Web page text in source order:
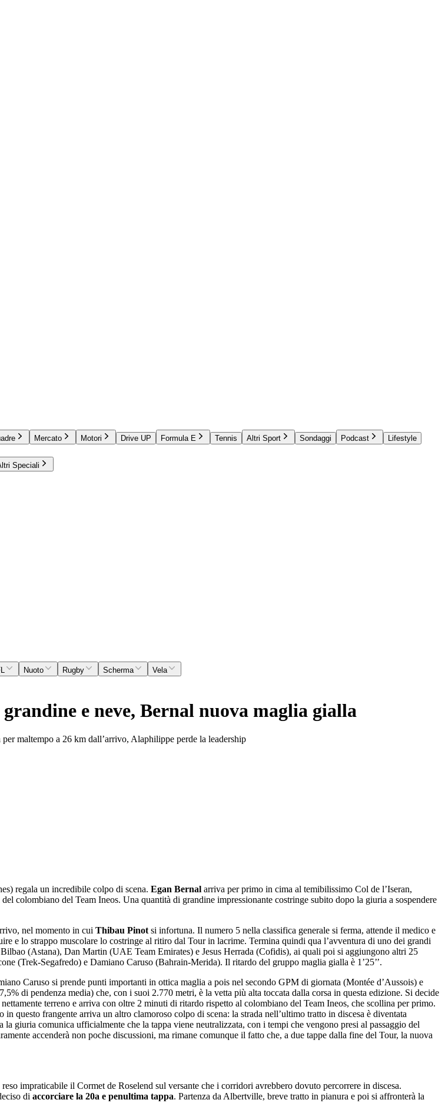
Mercato Motori Drive UP Formula E Tennis Altri Sport Sondaggi Podcast
Lifestyle
Speciali
Nuoto Rugby Scherma Vela
e neve, Bernal nuova maglia gialla
maltempo a 26 km dall’arrivo, Alaphilippe perde la leadership
regala un incredibile colpo di scena. Egan Bernal arriva per primo in cima al temibilissimo Col de l’Iseran,
colombiano del Team Ineos. Una quantità di grandine impressionante costringe subito dopo la giuria a sospendere
nel momento in cui Thibau Pinot si infortuna. Il numero 5 nella classifica generale si ferma, attende il medico e
e lo strappo muscolare lo costringe al ritiro dal Tour in lacrime. Termina quindi qua l’avventura di uno dei grandi
(Astana), Dan Martin (UAE Team Emirates) e Jesus Herrada (Cofidis), ai quali poi si aggiungono altri 25
(Trek-Segafredo) e Damiano Caruso (Bahrain-Merida). Il ritardo del gruppo maglia gialla è 1’25’’.
Caruso si prende punti importanti in ottica maglia a pois nel secondo GPM di giornata (Montée d’Aussois) e
di pendenza media) che, con i suoi 2.770 metri, è la vetta più alta toccata dalla corsa in questa edizione. Si decide
terreno e arriva con oltre 2 minuti di ritardo rispetto al colombiano del Team Ineos, che scollina per primo.
questo frangente arriva un altro clamoroso colpo di scena: la strada nell’ultimo tratto in discesa è diventata
giuria comunica ufficialmente che la tappa viene neutralizzata, con i tempi che vengono presi al passaggio del
accenderà non poche discussioni, ma rimane comunque il fatto che, a due tappe dalla fine del Tour, la nuova
impraticabile il Cormet de Roselend sul versante che i corridori avrebbero dovuto percorrere in discesa.
di accorciare la 20a e penultima tappa. Partenza da Albertville, breve tratto in pianura e poi si affronterà la